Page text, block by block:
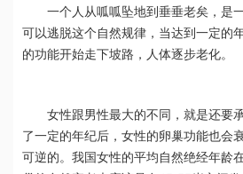
一个人从呱呱坠地到垂垂老矣，是
可以逃脱这个自然规律，当达到一定的
的功能开始走下坡路，人体逐步老化。
女性跟男性最大的不同，就是还要
了一定的年纪后，女性的卵巢功能也会
可逆的。我国女性的平均自然绝经年龄